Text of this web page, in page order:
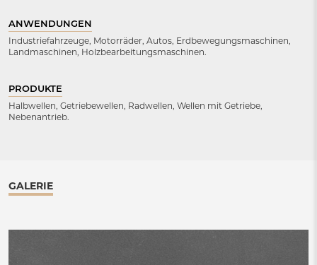
ANWENDUNGEN
Industriefahrzeuge, Motorräder, Autos, Erdbewegungsmaschinen,
Landmaschinen, Holzbearbeitungsmaschinen.
PRODUKTE
Halbwellen, Getriebewellen, Radwellen, Wellen mit Getriebe,
Nebenantrieb.
GALERIE